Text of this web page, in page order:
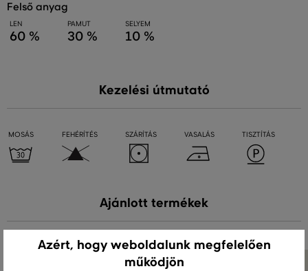
felső anyag
LEN
60 %
PAMUT
30 %
SELYEM
10 %
Kezelési útmutató
MOSÁS FEHÉRÍTÉS SZÁRÍTÁS VASALÁS TISZTÍTÁS
Ajánlott termékek
Azért, hogy weboldalunk megfelelően
működjön